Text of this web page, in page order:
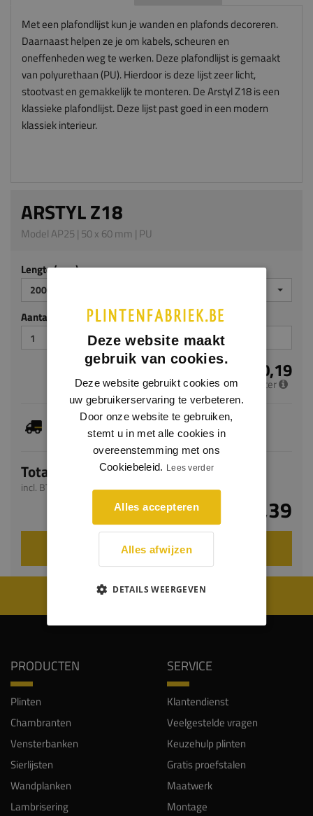
Met een plafondlijst kun je wanden en plafonds decoreren.
Daarnaast helpen ze je om kabels, scheuren en
oneffenheden weg te werken. Deze plafondlijst is gemaakt
van polyurethaan (PU). Hierdoor is deze lijst zeer licht,
stootvast en gemakkelijk te monteren. De Arstyl Z18 is een
klassieke plafondlijst. Deze lijst past goed in een modern
klassiek interieur.
ARSTYL Z18
Model AP25 | 50 x 60 mm | PU
Lengte (mm)
2000
Aantal stuks
€ 20,19
per meter
Je hebt gekozen voor maatwerk, de verwachte
levertijd bedraagt 8-10 werkdagen
Totaal
incl. BTW
€ 40,39
VOEG TOE AAN WINKELWAGEN
WIJ WORDEN BEOORDEELD MET EEN 8.8
PRODUCTEN
Plinten
Chambranten
Vensterbanken
Sierlijsten
Wandplanken
Lambrisering
SERVICE
Klantendienst
Veelgestelde vragen
Keuzehulp plinten
Gratis proefstalen
Maatwerk
Montage
Deze website maakt
gebruik van cookies.
Deze website gebruikt cookies om
uw gebruikerservaring te verbeteren.
Door onze website te gebruiken,
stemt u in met alle cookies in
overeenstemming met ons
Cookiebeleid. Lees verder
Alles accepteren
Alles afwijzen
DETAILS WEERGEVEN